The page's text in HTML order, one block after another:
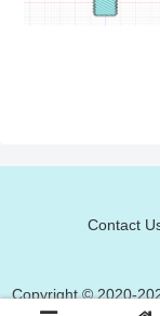
Contact
Copyright © 2020-